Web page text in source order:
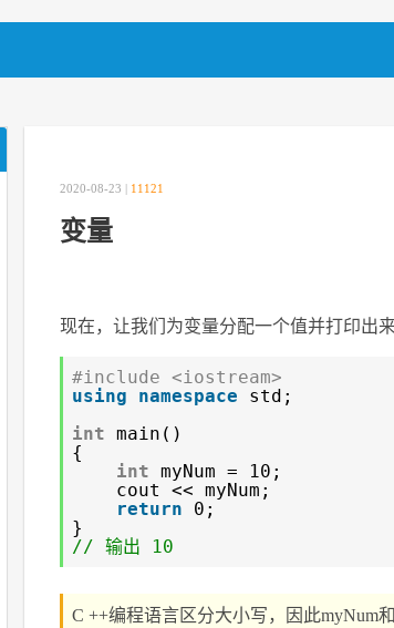
2020-08-23 | 11121
变量
现在，让我们为变量分配一个值并打印出来
#include <iostream>
using
namespace
std;
int main()
{
int myNum = 10;
cout << myNum;
return
0;
}
// 输出 10
C ++编程语言区分大小写，因此myNum